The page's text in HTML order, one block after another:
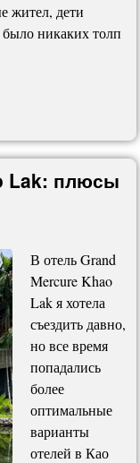
жител, дети
никаких толп
Lak: плюсы
В отель Grand
Mercure Khao
Lak я хотела
съездить давно,
но все время
попадались
более
оптимальные
варианты
отелей в Као